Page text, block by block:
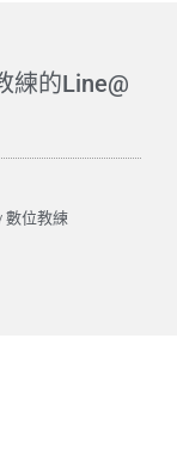
練的Line@
數位教練